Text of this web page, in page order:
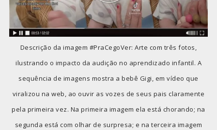
Descrição da imagem #PraCegoVer: Arte com três fotos,
ilustrando o impacto da audição no aprendizado infantil. A
sequência de imagens mostra a bebê Gigi, em vídeo que
viralizou na web, ao ouvir as vozes de seus pais claramente
pela primeira vez. Na primeira imagem ela está chorando; na
segunda está com olhar de surpresa; e na terceira imagem